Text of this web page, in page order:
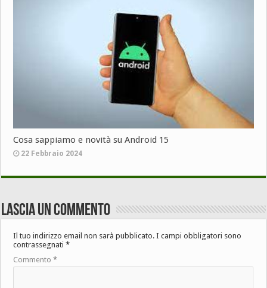
Cosa sappiamo e novità su Android 15
22 Febbraio 2024
Lascia un commento
Il tuo indirizzo email non sarà pubblicato. I campi obbligatori sono
contrassegnati*
Commento*